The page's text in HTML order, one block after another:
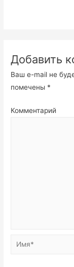
Добавить
Ваш e-mail не
помечены *
Комментарий
Имя*